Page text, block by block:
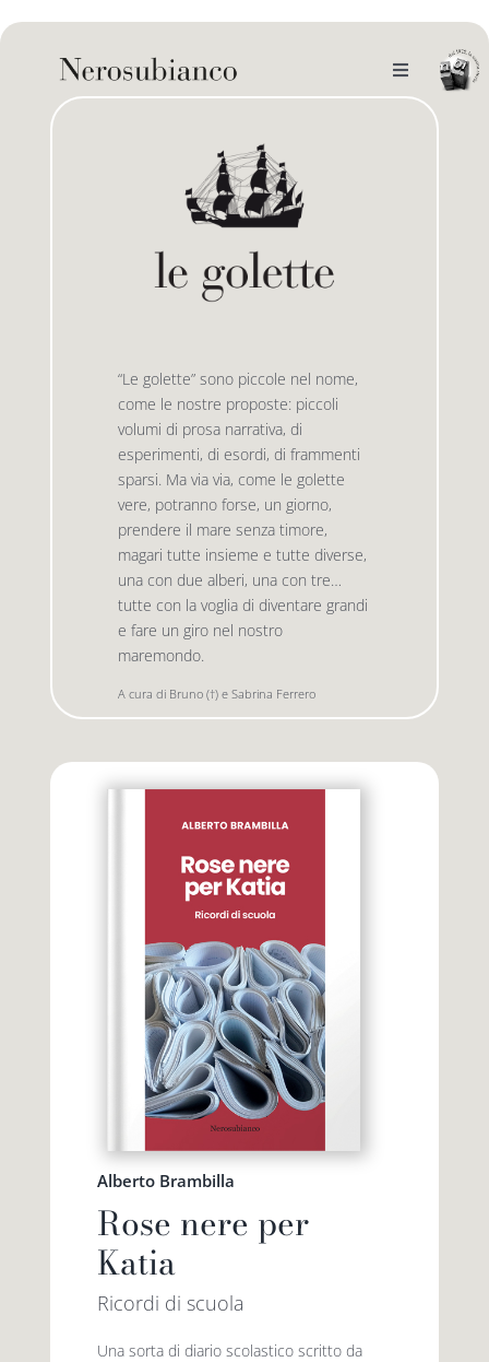
to
Toggle
Navigation
noi
le bandiere le drizze
i traghetti
le zattere
Premio letterario Giallovalle
il tuo carrello
Search
“Le golette” sono piccole nel nome,
come le nostre proposte: piccoli
volumi di prosa narrativa, di
esperimenti, di esordi, di frammenti
sparsi. Ma via via, come le golette
vere, potranno forse, un giorno,
prendere il mare senza timore,
magari tutte insieme e tutte diverse,
una con due alberi, una con tre…
tutte con la voglia di diventare grandi
e fare un giro nel nostro
maremondo.
A cura di Bruno (†) e Sabrina Ferrero
Alberto Brambilla
Rose nere per
Katia
Ricordi di scuola
Una sorta di diario scolastico scritto da